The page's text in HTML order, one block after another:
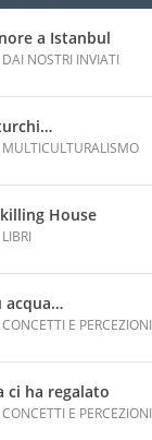
a Istanbul
DAI NOSTRI INVIATI
MULTICULTURALISMO
House
LIBRI
acqua…
CONCETTI E PERCEZIONI
ci ha regalato
CONCETTI E PERCEZIONI